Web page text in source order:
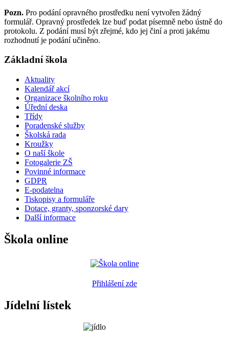
Pozn. Pro podání opravného prostředku není vytvořen žádný
formulář. Opravný prostředek lze buď podat písemně nebo ústně do
protokolu. Z podání musí být zřejmé, kdo jej činí a proti jakému
rozhodnutí je podání učiněno.
Základní škola
Aktuality
Kalendář akcí
Organizace školního roku
Úřední deska
Třídy
Poradenské služby
Školská rada
Kroužky
O naší škole
Fotogalerie ZŠ
Povinné informace
GDPR
E-podatelna
Tiskopisy a formuláře
Dotace, granty, sponzorské dary
Další informace
Škola online
Přihlášení zde
Jídelní lístek